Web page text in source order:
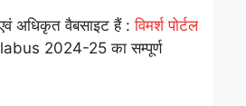
अधिकृत वैबसाइट हैं :विमर्श पोर्टल
2024-25 का सम्पूर्ण